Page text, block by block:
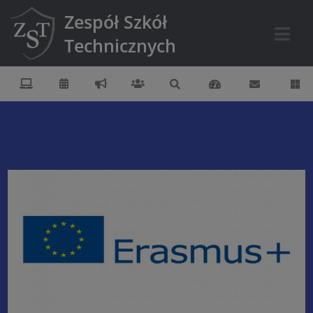
Zespół Szkół
Technicznych